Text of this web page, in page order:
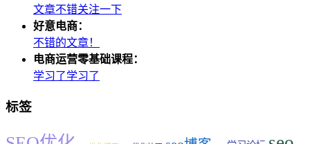
文章不错关注一下
好意电商：
不错的文章！
电商运营零基础课程：
学习了学习了
标签